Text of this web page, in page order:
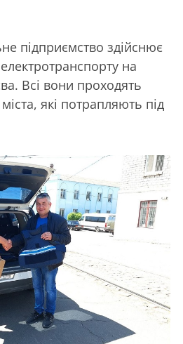
підприємство здійснює
на
Всі вони проходять
які потрапляють під